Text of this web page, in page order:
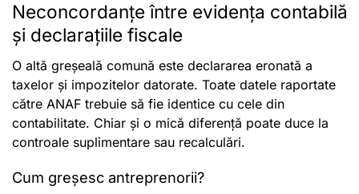
Neconcordanțe între evidența contabilă
și declarațiile fiscale
O altă greșeală comună este declararea eronată a
taxelor și impozitelor datorate. Toate datele raportate
către ANAF trebuie să fie identice cu cele din
contabilitate. Chiar și o mică diferență poate duce la
controale suplimentare sau recalculări.
Cum greșesc antreprenorii?